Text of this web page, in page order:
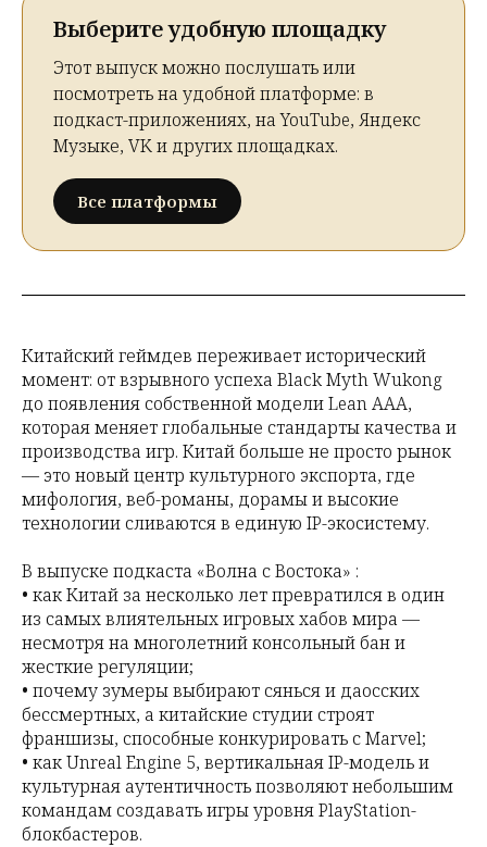
Выберите удобную площадку
Этот выпуск можно послушать или
посмотреть на удобной платформе: в
подкаст-приложениях, на YouTube, Яндекс
Музыке, VK и других площадках.
Все платформы
Китайский геймдев переживает исторический
момент: от взрывного успеха Black Myth Wukong
до появления собственной модели Lean AAA,
которая меняет глобальные стандарты качества и
производства игр. Китай больше не просто рынок
— это новый центр культурного экспорта, где
мифология, веб-романы, дорамы и высокие
технологии сливаются в единую IP-экосистему.
В выпуске подкаста «Волна с Востока» :
• как Китай за несколько лет превратился в один
из самых влиятельных игровых хабов мира —
несмотря на многолетний консольный бан и
жесткие регуляции;
• почему зумеры выбирают сянься и даосских
бессмертных, а китайские студии строят
франшизы, способные конкурировать с Marvel;
• как Unreal Engine 5, вертикальная IP-модель и
культурная аутентичность позволяют небольшим
командам создавать игры уровня PlayStation-
блокбастеров.